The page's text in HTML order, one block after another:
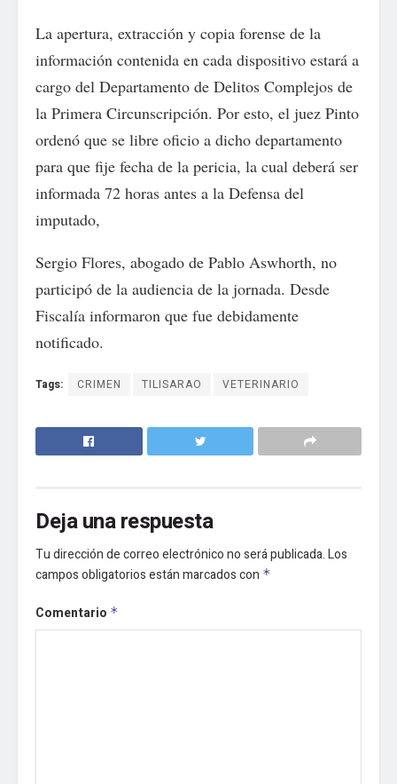
La apertura, extracción y copia forense de la
información contenida en cada dispositivo estará a
cargo del Departamento de Delitos Complejos de
la Primera Circunscripción. Por esto, el juez Pinto
ordenó que se libre oficio a dicho departamento
para que fije fecha de la pericia, la cual deberá ser
informada 72 horas antes a la Defensa del
imputado,
Sergio Flores, abogado de Pablo Aswhorth, no
participó de la audiencia de la jornada. Desde
Fiscalía informaron que fue debidamente
notificado.
Tags: CRIMEN TILISARAO VETERINARIO
Deja una respuesta
Tu dirección de correo electrónico no será publicada.Los
campos obligatorios están marcados con *
Comentario *